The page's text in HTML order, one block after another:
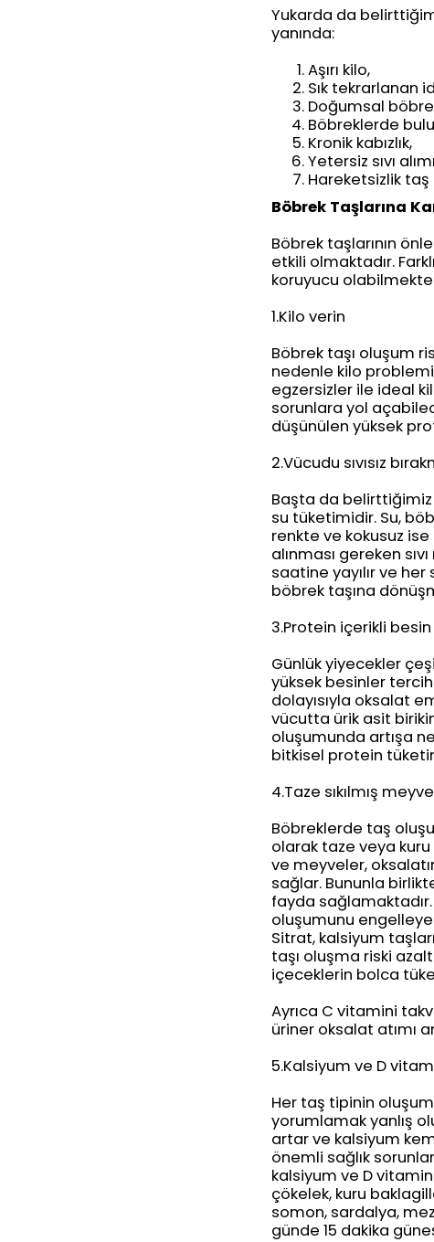
Yukarda da
yanında:
Aşırı kilo,
Sık tekrarlanan
Doğumsal
Böbreklerde
Kronik kabızlık,
Yetersiz sıvı
Hareketsizlik
Böbrek Taşlarına
Böbrek taşlarının
etkili olmaktadır.
koruyucu
1.Kilo verin
Böbrek taşı oluşum
nedenle kilo
egzersizler ile ideal
sorunlara yol
düşünülen yüksek
2.Vücudu sıvısız
Başta da
su tüketimidir. Su,
renkte ve kokusuz ise
alınması gereken
saatine yayılır ve
böbrek taşına
3.Protein içerikli
Günlük yiyecekler
yüksek besinler
dolayısıyla oksalat
vücutta ürik asit
oluşumunda artışa
bitkisel protein
4.Taze sıkılmış
Böbreklerde taş
olarak taze veya
ve meyveler,
sağlar. Bununla
fayda sağlamaktadır.
oluşumunu
Sitrat, kalsiyum
taşı oluşma riski
içeceklerin bolca
Ayrıca C vitamini
üriner oksalat atımı
5.Kalsiyum ve D
Her taş tipinin
yorumlamak yanlış
artar ve kalsiyum
önemli sağlık
kalsiyum ve D
çökelek, kuru
somon, sardalya,
günde 15 dakika